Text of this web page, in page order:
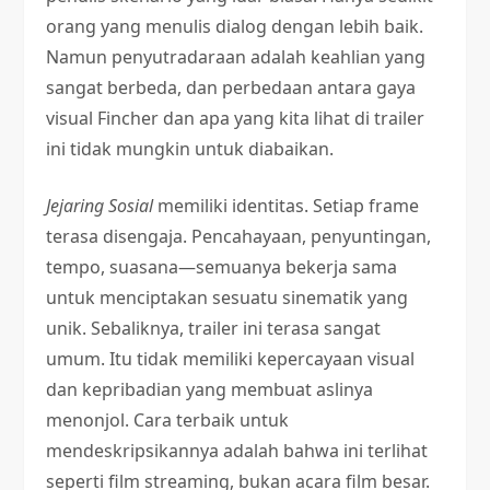
orang yang menulis dialog dengan lebih baik.
Namun penyutradaraan adalah keahlian yang
sangat berbeda, dan perbedaan antara gaya
visual Fincher dan apa yang kita lihat di trailer
ini tidak mungkin untuk diabaikan.
Jejaring Sosialmemiliki identitas. Setiap frame
terasa disengaja. Pencahayaan, penyuntingan,
tempo, suasana—semuanya bekerja sama
untuk menciptakan sesuatu sinematik yang
unik. Sebaliknya, trailer ini terasa sangat
umum. Itu tidak memiliki kepercayaan visual
dan kepribadian yang membuat aslinya
menonjol. Cara terbaik untuk
mendeskripsikannya adalah bahwa ini terlihat
seperti film streaming, bukan acara film besar.